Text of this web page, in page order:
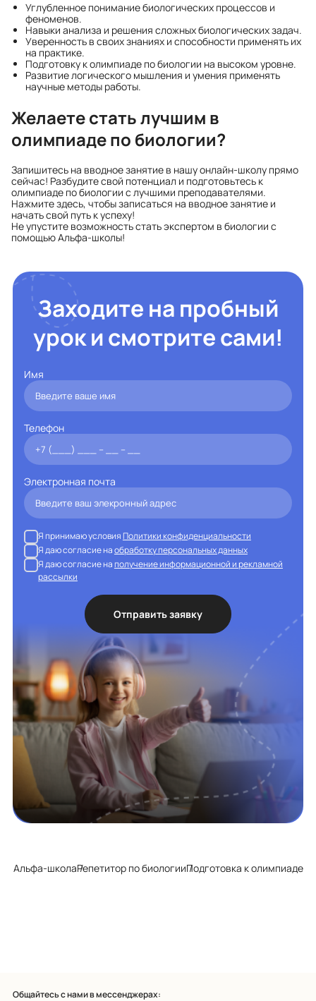
Углубленное понимание биологических процессов и
феноменов.
Навыки анализа и решения сложных биологических задач.
Уверенность в своих знаниях и способности применять их
на практике.
Подготовку к олимпиаде по биологии на высоком уровне.
Развитие логического мышления и умения применять
научные методы работы.
Желаете стать лучшим в
олимпиаде по биологии?
Запишитесь на вводное занятие в нашу онлайн-школу прямо
сейчас! Разбудите свой потенциал и подготовьтесь к
олимпиаде по биологии с лучшими преподавателями.
Нажмите здесь, чтобы записаться на вводное занятие и
начать свой путь к успеху!
Не упустите возможность стать экспертом в биологии с
помощью Альфа-школы!
Заходите на пробный
урок и смотрите сами!
Имя
Телефон
Электронная почта
Я принимаю условияПолитики конфиденциальности
Я даю согласие наобработку персональных данных
Я даю согласие наполучение информационной и рекламной
рассылки
Отправить заявку
Альфа-школаРепетитор по биологииПодготовка к олимпиаде
Общайтесь с нами в мессенджерах: